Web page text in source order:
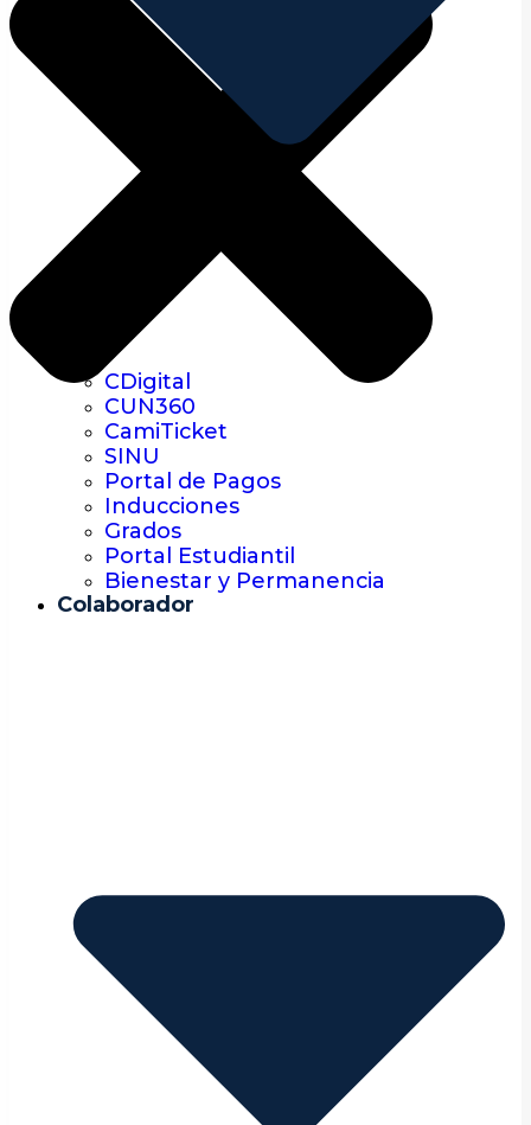
CDigital
CUN360
CamiTicket
SINU
Portal de Pagos
Inducciones
Grados
Portal Estudiantil
Bienestar y Permanencia
Colaborador